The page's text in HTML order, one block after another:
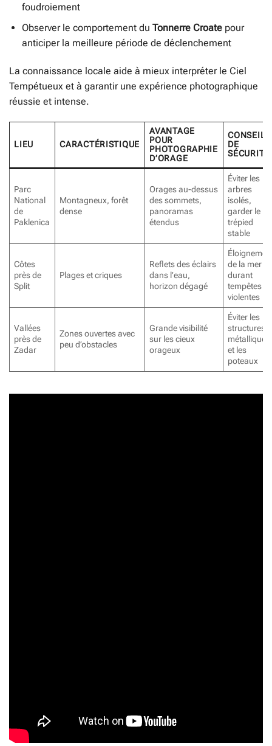
foudroiement
Observer le comportement du Tonnerre Croatepour
anticiper la meilleure période de déclenchement
La connaissance locale aide à mieux interpréter le Ciel
Tempétueux et à garantir une expérience photographique
réussie et intense.
LIEU CARACTÉRISTIQUE
AVANTAGE
POUR
PHOTOGRAPHIE
D’ORAGE
CONSEIL
DE
SÉCURITÉ
Parc
National
de
Paklenica
Montagneux, forêt
dense
Orages au-dessus
des sommets,
panoramas
étendus
Éviter les
arbres
isolés,
garder le
trépied
stable
Côtes
près de
Split
Plages et criques
Reflets des éclairs
dans l’eau,
horizon dégagé
de la mer
durant
tempêtes
violentes
Vallées
près de
Zadar
Zones ouvertes avec
peu d’obstacles
Grande visibilité
sur les cieux
orageux
Éviter les
structures
métalliques
et les
poteaux